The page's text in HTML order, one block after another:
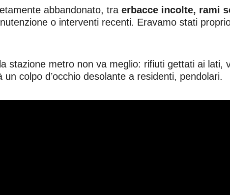
abbandonato, tra erbacce incolte, rami
o interventi recenti. Eravamo stati
stazione metro non va meglio: rifiuti gettati ai lati,
un colpo d’occhio desolante a residenti, pendolari.